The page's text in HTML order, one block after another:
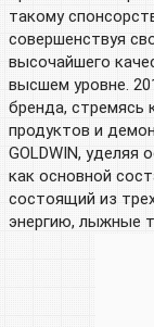
такому
совершенствуя
высочайшего
высшем уровне.
бренда, стремясь
продуктов и
GOLDWIN, уделяя
как основной
состоящий из
энергию, лыжные